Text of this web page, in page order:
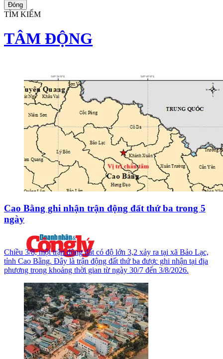
Đóng
TÌM KIẾM
TÂM ĐỘNG
Cao Bằng ghi nhận trận động đất thứ ba trong 5
ngày
Chiều 3/8, một trận động đất có độ lớn 3,2 xảy ra tại xã Bảo Lạc,
tỉnh Cao Bằng. Đây là trận động đất thứ ba được ghi nhận tại địa
phương trong khoảng thời gian từ ngày 30/7 đến 3/8/2026.